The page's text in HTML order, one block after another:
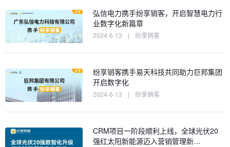
弘信电力携手纷享销客，开启智慧电力行
业数字化新篇章
2024-6-13 | 纷享销客
纷享销客携手易天科技共同助力巨邦集团
开启数字化
2024-6-13 | 纷享销客
CRM项目一阶段顺利上线，全球光伏20
强红太阳新能源迈入营销管理新…